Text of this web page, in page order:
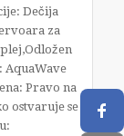
Dečija
za
AquaWave
Pravo na
ostvaruje se